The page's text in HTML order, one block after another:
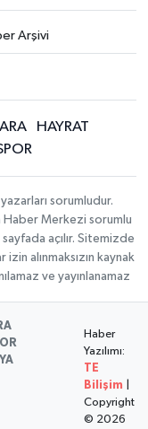
Arşivi
HAYRAT
sorumludur.
Haber Merkezi sorumlu
açılır. Sitemizde
alınmaksızın kaynak
ve yayınlanamaz
Haber
Yazılımı:
TE
Bilişim
Copyright
© 2026